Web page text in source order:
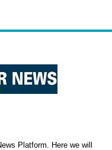
Platform. Here we will